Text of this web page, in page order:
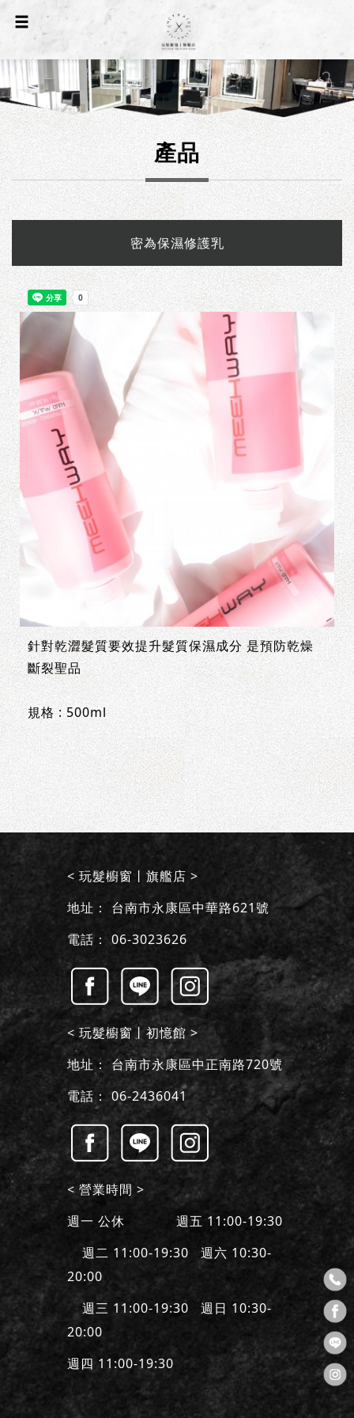
產品
密為保濕修護乳
針對乾澀髮質要效提升髮質保濕成分 是預防乾燥
斷裂聖品
規格 : 500ml
< 玩髮櫥窗丨旗艦店 >
地址： 台南市永康區中華路621號
電話： 06-3023626
< 玩髮櫥窗丨初憶館 >
地址：台南市永康區中正南路720號
電話：06-2436041
< 營業時間 >
週一 公休 週五 11:00-19:30
週二 11:00-19:30 週六 10:30-
20:00
週三 11:00-19:30 週日 10:30-
20:00
週四 11:00-19:30